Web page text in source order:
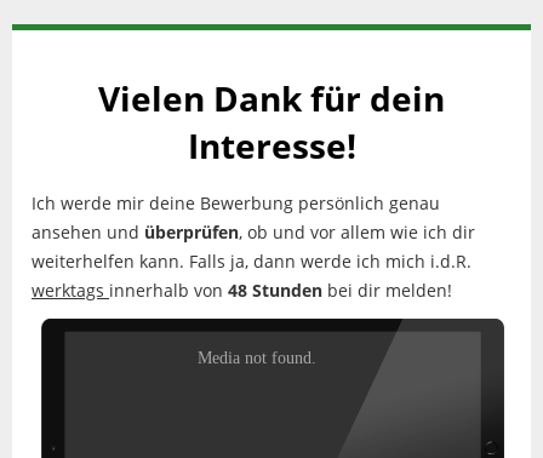
Vielen Dank für dein
Interesse!
Ich werde mir deine Bewerbung persönlich genau
ansehen und überprüfen, ob und vor allem wie ich dir
weiterhelfen kann. Falls ja, dann werde ich mich i.d.R.
werktags innerhalb von 48 Stunden bei dir melden!